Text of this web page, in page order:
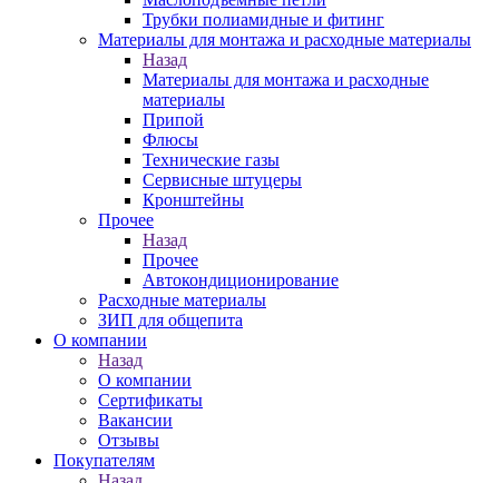
Трубки полиамидные и фитинг
Материалы для монтажа и расходные материалы
Назад
Материалы для монтажа и расходные
материалы
Припой
Флюсы
Технические газы
Сервисные штуцеры
Кронштейны
Прочее
Назад
Прочее
Автокондиционирование
Расходные материалы
ЗИП для общепита
О компании
Назад
О компании
Сертификаты
Вакансии
Отзывы
Покупателям